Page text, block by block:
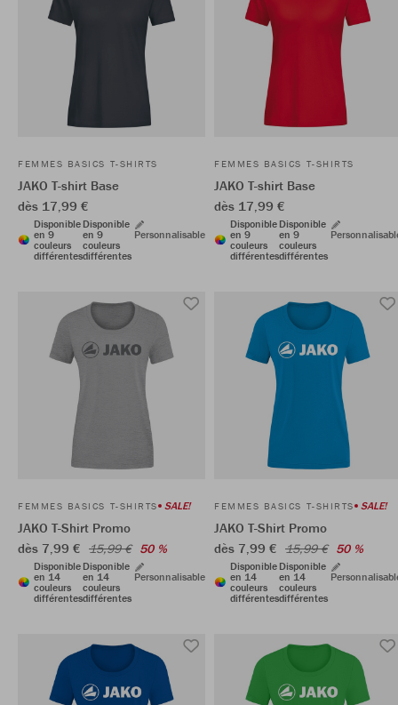
FEMMES BASICS T-SHIRTS
JAKO T-shirt Base
dès 17,99 €
Disponible
en 9
couleurs
différentes
Disponible
en 9
couleurs
différentes
Personnalisable
FEMMES BASICS T-SHIRTS
JAKO T-shirt Base
dès 17,99 €
Disponible
en 9
couleurs
différentes
Disponible
en 9
couleurs
différentes
FEMMES BASICS T-SHIRTS SALE!
JAKO T-Shirt Promo
dès 7,99 € 15,99 € 50 %
Disponible
en 14
couleurs
différentes
Disponible
en 14
couleurs
différentes
Personnalisable
FEMMES BASICS T-SHIRTS SALE!
JAKO T-Shirt Promo
dès 7,99 € 15,99 € 50 %
Disponible
en 14
couleurs
différentes
Disponible
en 14
couleurs
différentes